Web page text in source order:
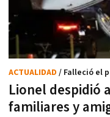
Lionel despidió
familiares y
ACTUALIDAD / Falleció el